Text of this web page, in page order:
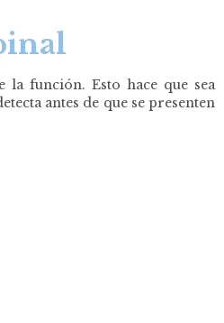
función. Esto hace que sea
antes de que se presenten